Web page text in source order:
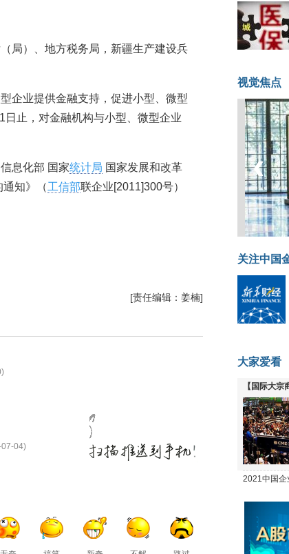
局）、地方税务局，新疆生产建设兵
企业提供金融支持，促进小型、微型
止，对金融机构与小型、微型企业
息化部 国家统计局 国家发展和改革
知》（工信部联企业[2011]300号）
[责任编辑：姜楠]
04)
视觉焦点
菲律宾
‹
关注中国
大家爱看
【国际大
全线下跌
2021中国企